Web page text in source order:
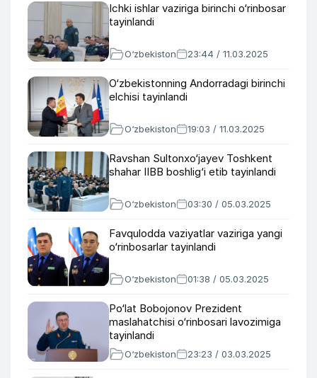
Ichki ishlar vaziriga birinchi o‘rinbosar
tayinlandi
O‘zbekiston 23:44 / 11.03.2025
O‘zbekistonning Andorradagi birinchi
elchisi tayinlandi
O‘zbekiston 19:03 / 11.03.2025
Ravshan Sultonxo‘jayev Toshkent
shahar IIBB boshlig‘i etib tayinlandi
O‘zbekiston 03:30 / 05.03.2025
Favqulodda vaziyatlar vaziriga yangi
o‘rinbosarlar tayinlandi
O‘zbekiston 01:38 / 05.03.2025
Po‘lat Bobojonov Prezident
maslahatchisi o‘rinbosari lavozimiga
tayinlandi
O‘zbekiston 23:23 / 03.03.2025